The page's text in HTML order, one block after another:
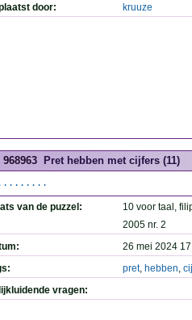
door: kruuze
968963 Pret hebben met cijfers (11)
van de puzzel:
10 voor taal,
2005 nr. 2
26 mei 2024
pret, hebben,
vragen: